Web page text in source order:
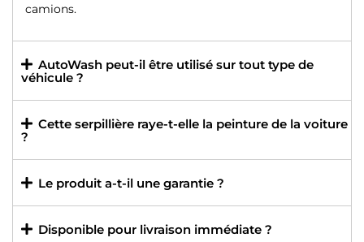
camions.
AutoWash peut-il être utilisé sur tout type de
véhicule ?
Cette serpillière raye-t-elle la peinture de la voiture
?
Le produit a-t-il une garantie ?
Disponible pour livraison immédiate ?